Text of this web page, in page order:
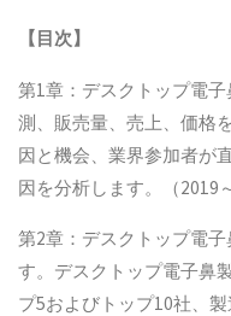
【 目次】
第1章：デスクトップ電
測、販売量、売上、価格
因と機会、業界参加者が
因を分析します。（2019
第2章：デスクトップ電
す。デスクトップ電子鼻
プ5およびトップ10社、